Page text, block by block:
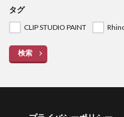
タグ
CLIP STUDIO PAINT
検索